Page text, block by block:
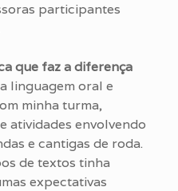
participantes
que faz a diferença
linguagem oral e
minha turma,
atividades envolvendo
e cantigas de roda.
de textos tinha
expectativas